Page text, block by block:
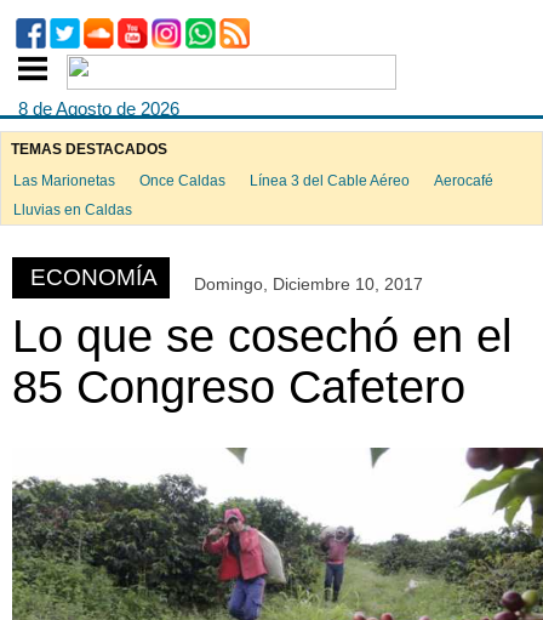
8 de Agosto de 2026
TEMAS DESTACADOS
Las Marionetas
Once Caldas Línea 3 del Cable Aéreo
Aerocafé
Lluvias en Caldas
ECONOMÍA Domingo, Diciembre 10, 2017
Lo que se cosechó en el
85 Congreso Cafetero